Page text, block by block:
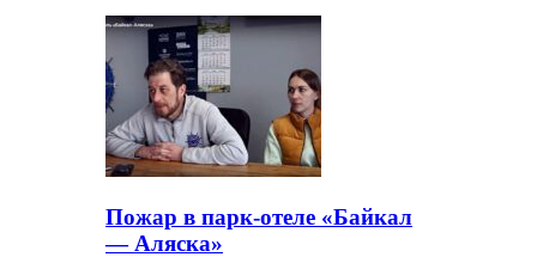
Пожар в парк-отеле «Байкал
— Аляска»